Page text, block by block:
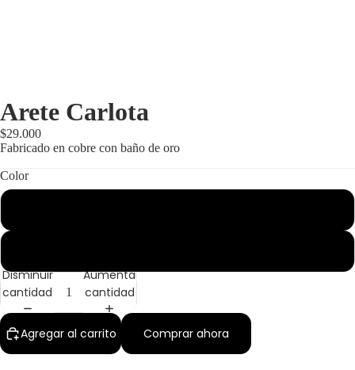
Arete Carlota
$29.000
Fabricado en cobre con baño de oro
Color
Disminuir
cantidad
Aumentar
cantidad
Agregar al carrito Comprar ahora